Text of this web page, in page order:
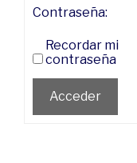
Contraseña:
Recordar mi
contraseña
Acceder